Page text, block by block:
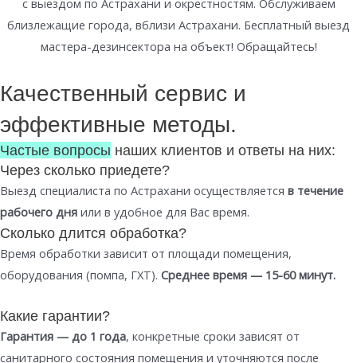
близлежащие города, вблизи Астрахани. Бесплатный выезд
мастера-дезинсектора на объект! Обращайтесь!
Качественный сервис и
эффективные методы.
Частые вопросы наших клиентов и ответы на них:
Через сколько приедете?
Выезд специалиста по Астрахани осуществляется в течение
рабочего дня или в удобное для Вас время.
Сколько длится обработка?
Время обработки зависит от площади помещения,
оборудования (помпа, ГХТ). Среднее время — 15-60 минут.
Какие гарантии?
Гарантия — до 1 года, конкретные сроки зависят от
санитарного состояния помещения и уточняются после